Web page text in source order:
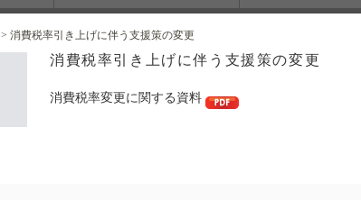
> 消費税率引き上げに伴う支援策の変更
消費税率引き上げに伴う支援策の変更
消費税率変更に関する資料